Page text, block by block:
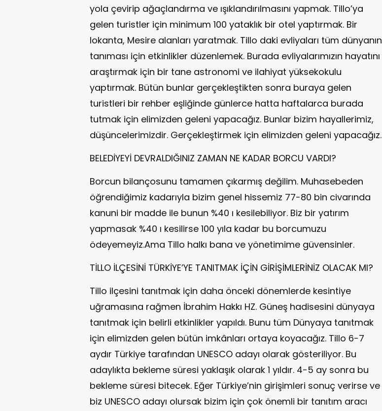
yola çevirip ağaçlandırma ve ışıklandırılmasını yapmak. Tillo’ya
gelen turistler için minimum 100 yataklık bir otel yaptırmak. Bir
lokanta, Mesire alanları yaratmak. Tillo daki evliyaları tüm dünyanın
tanıması için etkinlikler düzenlemek. Burada evliyalarımızın hayatını
araştırmak için bir tane astronomi ve ilahiyat yüksekokulu
yaptırmak. Bütün bunlar gerçekleştikten sonra buraya gelen
turistleri bir rehber eşliğinde günlerce hatta haftalarca burada
tutmak için elimizden geleni yapacağız. Bunlar bizim hayallerimiz,
düşüncelerimizdir. Gerçekleştirmek için elimizden geleni yapacağız.
BELEDİYEYİ DEVRALDIĞINIZ ZAMAN NE KADAR BORCU VARDI?
Borcun bilançosunu tamamen çıkarmış değilim. Muhasebeden
öğrendiğimiz kadarıyla bizim genel hissemiz 77-80 bin civarında
kanuni bir madde ile bunun %40 ı kesilebiliyor. Biz bir yatırım
yapmasak %40 ı kesilirse 100 yıla kadar bu borcumuzu
ödeyemeyiz.Ama Tillo halkı bana ve yönetimime güvensinler.
TİLLO İLÇESİNİ TÜRKİYE’YE TANITMAK İÇİN GİRİŞİMLERİNİZ OLACAK MI?
Tillo ilçesini tanıtmak için daha önceki dönemlerde kesintiye
uğramasına rağmen İbrahim Hakkı HZ. Güneş hadisesini dünyaya
tanıtmak için belirli etkinlikler yapıldı. Bunu tüm Dünyaya tanıtmak
için elimizden gelen bütün imkânları ortaya koyacağız. Tillo 6-7
aydır Türkiye tarafından UNESCO adayı olarak gösteriliyor. Bu
adaylıkta bekleme süresi yaklaşık olarak 1 yıldır. 4-5 ay sonra bu
bekleme süresi bitecek. Eğer Türkiye’nin girişimleri sonuç verirse ve
biz UNESCO adayı olursak bizim için çok önemli bir tanıtım aracı